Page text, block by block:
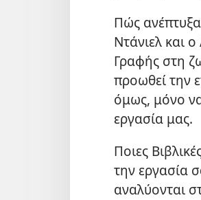
Πώς
Ντάνιελ και
Γραφής στη
προωθεί την
όμως, μόνο
εργασία μας.
Ποιες
την εργασία
αναλύονται